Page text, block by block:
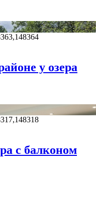
у озера
с балконом